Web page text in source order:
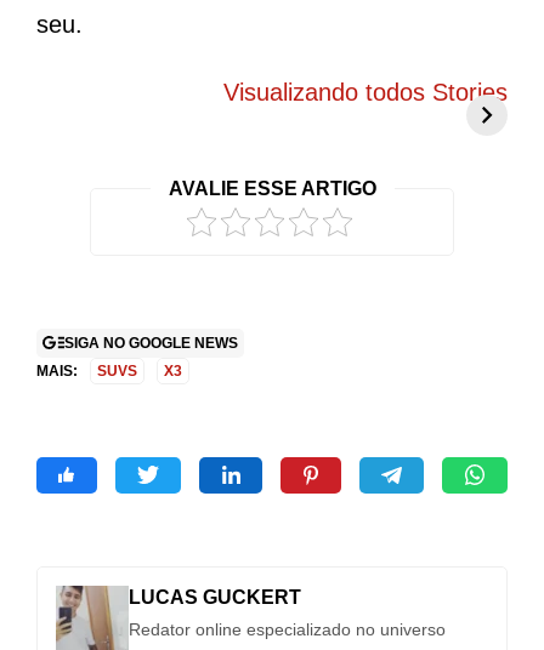
seu.
208 elétrico
Visualizando todos Stories
AVALIE ESSE ARTIGO
SIGA NO GOOGLE NEWS
MAIS:
SUVS X3
LUCAS GUCKERT
Redator online especializado no universo